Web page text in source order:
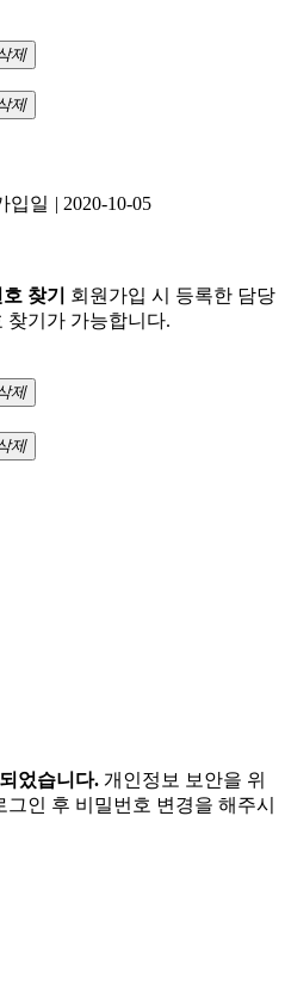
제
제
입일 | 2020-10-05
찾기
회원가입 시 등록한 담당
찾기가 가능합니다.
제
제
었습니다. 개인정보 보안을 위
인 후 비밀번호 변경을 해주시